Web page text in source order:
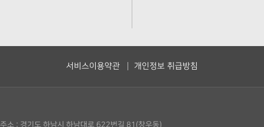
서비스이용약관 개인정보 취급방침
주소 : 경기도 하남시 하남대로 622번길 81(창우동)